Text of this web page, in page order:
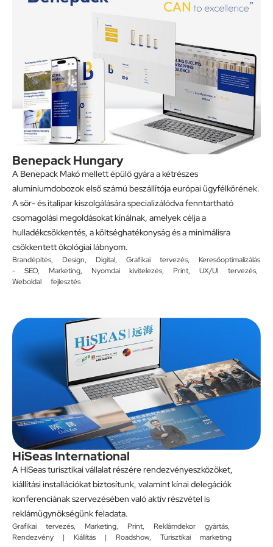
Benepack Hungary
A Benepack Makó mellett épülő gyára a kétrészes
alumíniumdobozok első számú beszállítója európai ügyfélkörének.
A sör- és italipar kiszolgálására specializálódva fenntartható
csomagolási megoldásokat kínálnak, amelyek célja a
hulladékcsökkentés, a költséghatékonyság és a minimálisra
csökkentett ökológiai lábnyom.
Brandépítés, Design, Digital, Grafikai tervezés, Keresőoptimalizálás
- SEO, Marketing, Nyomdai kivitelezés, Print, UX/UI tervezés,
Weboldal fejlesztés
HiSeas International
A HiSeas turisztikai vállalat részére rendezvényeszközöket,
kiállítási installációkat biztosítunk, valamint kínai delegációk
konferenciának szervezésében való aktív részvétel is
reklámügynökségünk feladata.
Grafikai tervezés, Marketing, Print, Reklámdekor gyártás,
Rendezvény | Kiállítás | Roadshow, Turisztikai marketing